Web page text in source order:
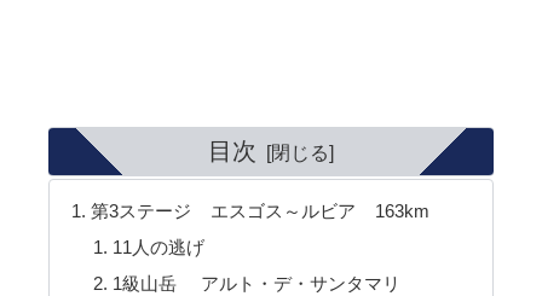
目次
第3ステージ エスゴス～ルビア 163km
11人の逃げ
1級山岳 アルト・デ・サンタマリ